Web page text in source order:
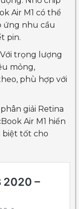
Air M1 có thể
ứng nhu cầu
pin.
trọng lượng
mỏng,
phù hợp với
giải Retina
Air M1 hiển
biệt tốt cho